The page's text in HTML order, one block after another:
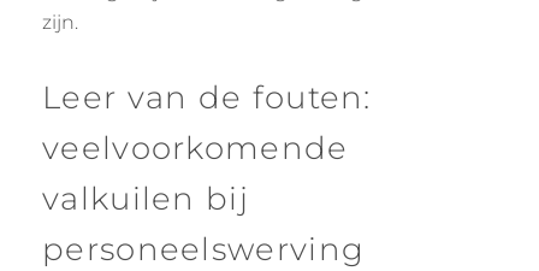
zijn.
Leer van de fouten:
veelvoorkomende
valkuilen bij
personeelswerving